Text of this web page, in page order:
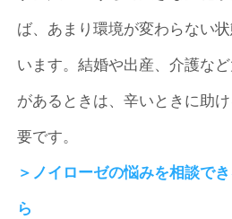
ば、あまり環境が変わらない
います。結婚や出産、介護な
があるときは、辛いときに助
要です。
＞ノイローゼの悩みを相談で
ら